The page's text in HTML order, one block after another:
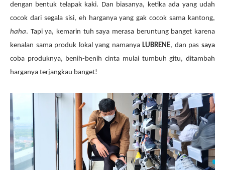
dengan bentuk telapak kaki. Dan biasanya, ketika ada yang udah
cocok dari segala sisi, eh harganya yang gak cocok sama kantong,
haha. Tapi ya, kemarin tuh saya merasa beruntung banget karena
kenalan sama produk lokal yang namanya LUBRENE, dan passaya
coba produknya, benih-benih cinta mulai tumbuh gitu, ditambah
harganya terjangkau banget!